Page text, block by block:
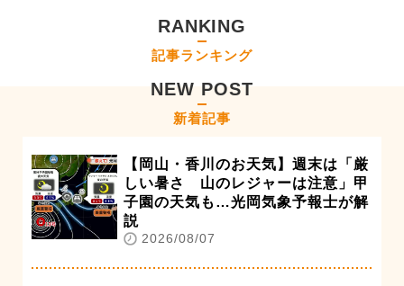
RANKING
記事ランキング
NEW POST
新着記事
【岡山・香川のお天気】週末は「厳
しい暑さ 山のレジャーは注意」甲
子園の天気も…光岡気象予報士が解
説
2026/08/07